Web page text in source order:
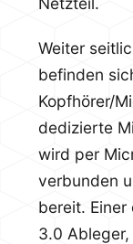
Weiter
befinden
Kopfhörer/
dedizierte
wird per
verbunden
bereit. Einer
3.0